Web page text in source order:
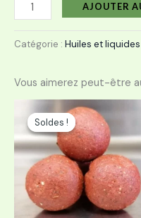
AJOUTER
Catégorie : Huiles et liquides
Vous aimerez peut-être
Soldes !
Soldes !
à